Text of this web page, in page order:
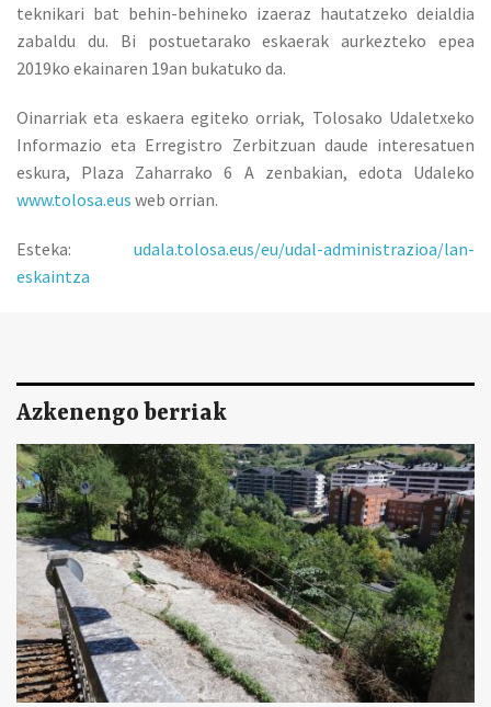
teknikari bat behin-behineko izaeraz hautatzeko deialdia
zabaldu du. Bi postuetarako eskaerak aurkezteko epea
2019ko ekainaren 19an bukatuko da.
Oinarriak eta eskaera egiteko orriak, Tolosako Udaletxeko
Informazio eta Erregistro Zerbitzuan daude interesatuen
eskura, Plaza Zaharrako 6 A zenbakian, edota Udaleko
www.tolosa.eus web orrian.
Esteka: udala.tolosa.eus/eu/udal-administrazioa/lan-
eskaintza
Azkenengo berriak